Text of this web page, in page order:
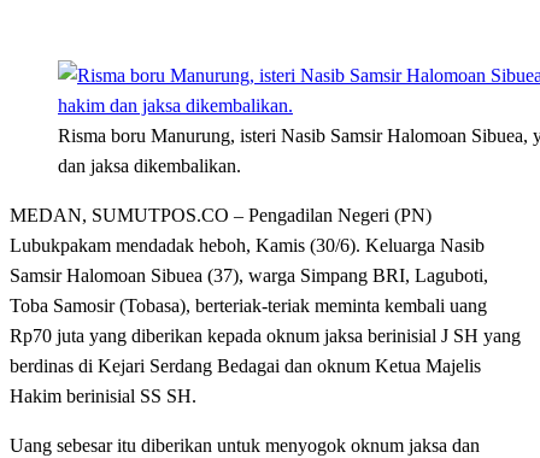
Risma boru Manurung, isteri Nasib Samsir Halomoan Sibuea,
dan jaksa dikembalikan.
MEDAN, SUMUTPOS.CO – Pengadilan Negeri (PN)
Lubukpakam mendadak heboh, Kamis (30/6). Keluarga Nasib
Samsir Halomoan Sibuea (37), warga Simpang BRI, Laguboti,
Toba Samosir (Tobasa), berteriak-teriak meminta kembali uang
Rp70 juta yang diberikan kepada oknum jaksa berinisial J SH yang
berdinas di Kejari Serdang Bedagai dan oknum Ketua Majelis
Hakim berinisial SS SH.
Uang sebesar itu diberikan untuk menyogok oknum jaksa dan